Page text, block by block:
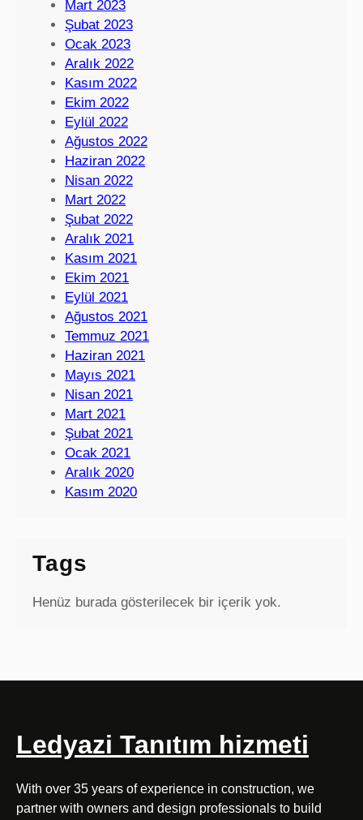
Mart 2023
Şubat 2023
Ocak 2023
Aralık 2022
Kasım 2022
Ekim 2022
Eylül 2022
Ağustos 2022
Haziran 2022
Nisan 2022
Mart 2022
Şubat 2022
Aralık 2021
Kasım 2021
Ekim 2021
Eylül 2021
Ağustos 2021
Temmuz 2021
Haziran 2021
Mayıs 2021
Nisan 2021
Mart 2021
Şubat 2021
Ocak 2021
Aralık 2020
Kasım 2020
Tags
Henüz burada gösterilecek bir içerik yok.
Ledyazi Tanıtım hizmeti
With over 35 years of experience in construction, we
partner with owners and design professionals to build